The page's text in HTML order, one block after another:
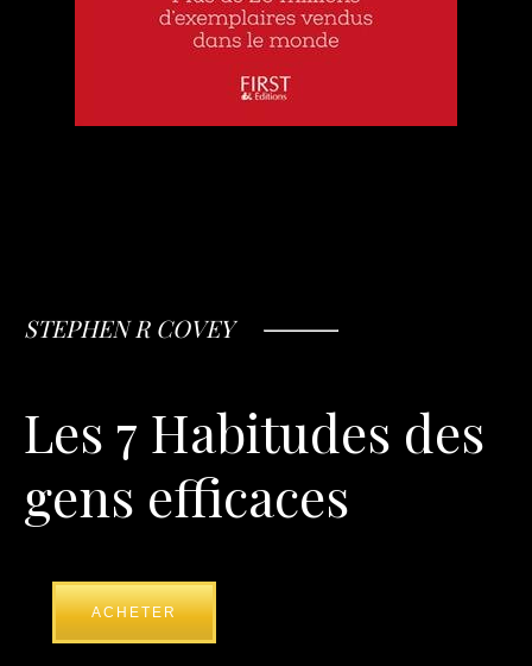
STEPHEN R COVEY
Les 7 Habitudes des
gens efficaces
ACHETER